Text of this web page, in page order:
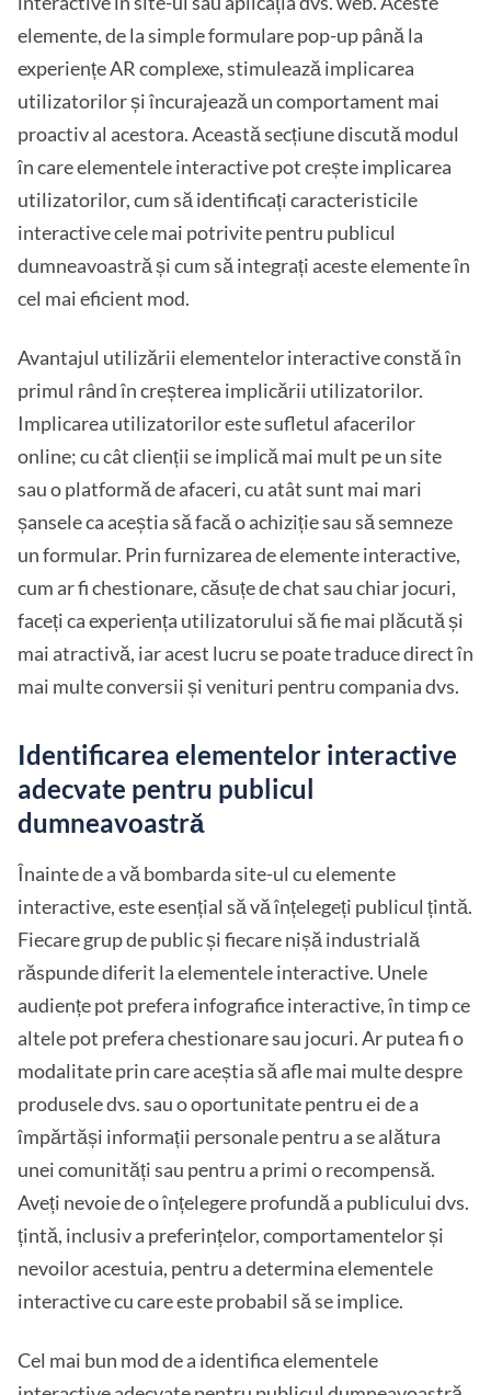
elemente, de la simple formulare pop-up până la
experiențe AR complexe, stimulează implicarea
utilizatorilor și încurajează un comportament mai
proactiv al acestora. Această secțiune discută modul
în care elementele interactive pot crește implicarea
utilizatorilor, cum să identificați caracteristicile
interactive cele mai potrivite pentru publicul
dumneavoastră și cum să integrați aceste elemente în
cel mai eficient mod.
Avantajul utilizării elementelor interactive constă în
primul rând în creșterea implicării utilizatorilor.
Implicarea utilizatorilor este sufletul afacerilor
online; cu cât clienții se implică mai mult pe un site
sau o platformă de afaceri, cu atât sunt mai mari
șansele ca aceștia să facă o achiziție sau să semneze
un formular. Prin furnizarea de elemente interactive,
cum ar fi chestionare, căsuțe de chat sau chiar jocuri,
faceți ca experiența utilizatorului să fie mai plăcută și
mai atractivă, iar acest lucru se poate traduce direct în
mai multe conversii și venituri pentru compania dvs.
Identificarea elementelor interactive
adecvate pentru publicul
dumneavoastră
Înainte de a vă bombarda site-ul cu elemente
interactive, este esențial să vă înțelegeți publicul țintă.
Fiecare grup de public și fiecare nișă industrială
răspunde diferit la elementele interactive. Unele
audiențe pot prefera infografice interactive, în timp ce
altele pot prefera chestionare sau jocuri. Ar putea fi o
modalitate prin care aceștia să afle mai multe despre
produsele dvs. sau o oportunitate pentru ei de a
împărtăși informații personale pentru a se alătura
unei comunități sau pentru a primi o recompensă.
Aveți nevoie de o înțelegere profundă a publicului dvs.
țintă, inclusiv a preferințelor, comportamentelor și
nevoilor acestuia, pentru a determina elementele
interactive cu care este probabil să se implice.
Cel mai bun mod de a identifica elementele